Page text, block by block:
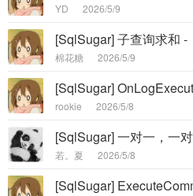
YD 2026/5/9
[SqlSugar] 子查询求和 -
棉花糖 2026/5/9
rookie 2026/5/8
[SqlSugar] 一对一，一
若。夏 2026/5/8